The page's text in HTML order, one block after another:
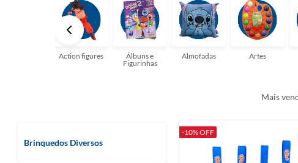
Action figures
Álbuns e
Figurinhas
Almofadas Artes
Mais
Brinquedos Diversos
-10% OFF